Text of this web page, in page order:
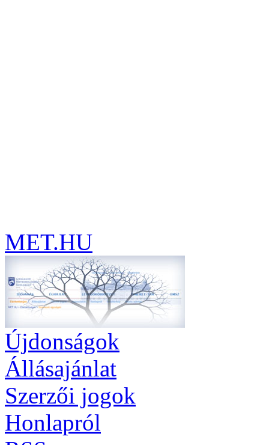
MET.HU
Újdonságok
Állásajánlat
Szerzői jogok
Honlapról